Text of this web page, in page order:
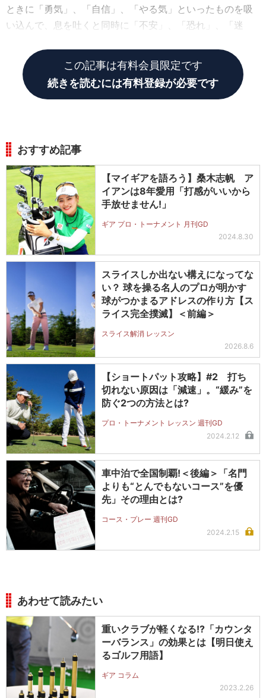
ときに「勇気」、「自信」、「やる気」といったものを吸
い込んで、息を吐くと同時に「不安」、「恐れ」、「迷
この記事は有料会員限定です
続きを読むには有料登録が必要です
おすすめ記事
【マイギアを語ろう】桑木志帆 ア
イアンは8年愛用「打感がいいから
手放せません!」
ギア プロ・トーナメント 月刊GD
2024.8.30
スライスしか出ない構えになってな
い？ 球を操る名人のプロが明かす
球がつかまるアドレスの作り方【ス
ライス完全撲滅】＜前編＞
スライス解消 レッスン
2026.8.6
【ショートパット攻略】#2 打ち
切れない原因は「減速」。“緩み”を
防ぐ2つの方法とは?
プロ・トーナメント レッスン 週刊GD
2024.2.12
車中泊で全国制覇!＜後編＞「名門
よりも“とんでもないコース”を優
先」その理由とは?
コース・プレー 週刊GD
2024.2.15
あわせて読みたい
重いクラブが軽くなる!?「カウンタ
ーバランス」の効果とは【明日使え
るゴルフ用語】
ギア コラム
2023.2.26